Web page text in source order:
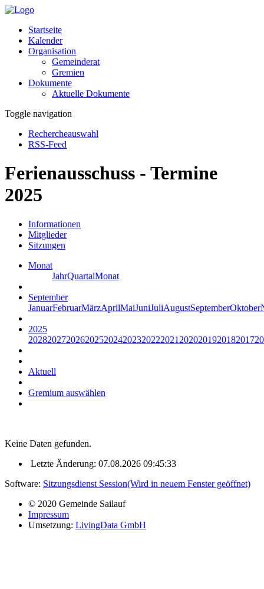
Startseite
Kalender
Organisation
Gemeinderat
Gremien
Dokumente
Aktuelle Dokumente
Toggle navigation
Rechercheauswahl
RSS-Feed
Ferienausschuss - Termine
2025
Informationen
Mitglieder
Sitzungen
Monat
JahrQuartalMonat
September
JanuarFebruarMärzAprilMaiJuniJuliAugustSeptemberOktober
2025
20282027202620252024202320222021 2020201920182017
Aktuell
Gremium auswählen
Keine Daten gefunden.
Letzte Änderung: 07.08.2026 09:45:33
Software: Sitzungsdienst Session(Wird in neuem Fenster geöffnet)
© 2020 Gemeinde Sailauf
Impressum
Umsetzung: LivingData GmbH